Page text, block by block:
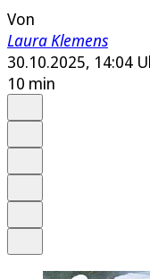
Von
Laura Klemens
30.10.2025, 14:04
10 min